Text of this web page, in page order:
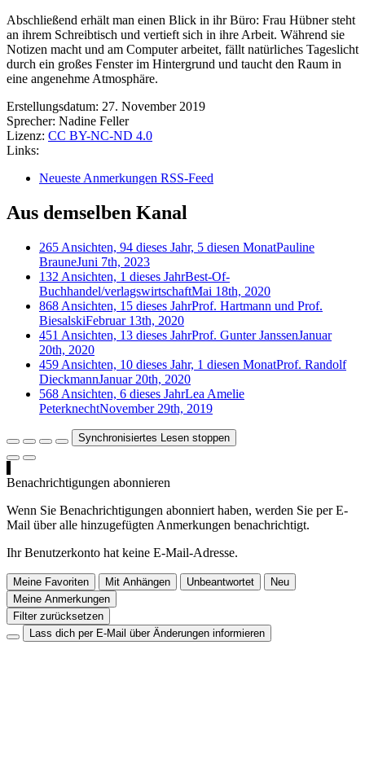
Abschließend erhält man einen Blick in ihr Büro: Frau Hübner steht
an ihrem Schreibtisch und vertieft sich in ihre Arbeit. Während sie
Notizen macht und am Computer arbeitet, fällt natürliches Tageslicht
durch ein großes Fenster im Hintergrund und taucht den Raum in
eine angenehme Atmosphäre.
Erstellungsdatum: 27. November 2019
Sprecher: Nadine Feller
Lizenz: CC BY-NC-ND 4.0
Links:
Neueste Anmerkungen RSS-Feed
Aus demselben Kanal
265 Ansichten, 94 dieses Jahr, 5 diesen MonatPauline
BrauneJuni 7th, 2023
132 Ansichten, 1 dieses JahrBest-Of-
Buchhandel/verlagswirtschaftMai 18th, 2020
868 Ansichten, 15 dieses JahrProf. Hartmann und Prof.
BiesalskiFebruar 13th, 2020
451 Ansichten, 13 dieses JahrProf. Gunter JanssenJanuar
20th, 2020
459 Ansichten, 10 dieses Jahr, 1 diesen MonatProf. Randolf
DieckmannJanuar 20th, 2020
568 Ansichten, 6 dieses JahrLea Amelie
PeterknechtNovember 29th, 2019
Synchronisiertes Lesen stoppen
Benachrichtigungen abonnieren
Wenn Sie Benachrichtigungen abonniert haben, werden Sie per E-
Mail über alle hinzugefügten Anmerkungen benachrichtigt.
Ihr Benutzerkonto hat keine E-Mail-Adresse.
Meine Favoriten Mit Anhängen Unbeantwortet
Neu
Meine Anmerkungen
Filter zurücksetzen
Lass dich per E-Mail über Änderungen informieren